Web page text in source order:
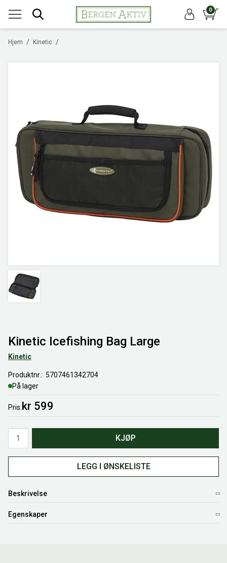
0
/
Hjem /
Kinetic
Kinetic Icefishing Bag Large
Kinetic
Produktnr.
5707461342704
På lager
Pris kr 599
KJØP
LEGG I ØNSKELISTE
Beskrivelse
Egenskaper